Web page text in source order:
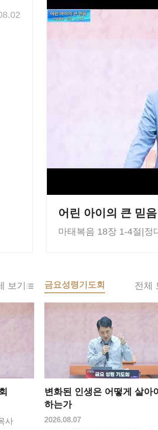
어린 아이의 큰 믿음
마태복음 18장 1-4절 정
보기
사
금요성령기도회 전체
변화된 인생은 어떻게 살아
하는가
2026.08.07